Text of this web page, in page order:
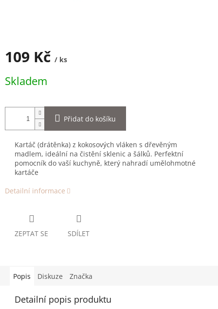
109 Kč / ks
cena:
Skladem
Přidat do košíku
Kartáč (drátěnka) z kokosových vláken s dřevěným
madlem, ideální na čistění sklenic a šálků. Perfektní
pomocník do vaší kuchyně, který nahradí umělohmotné
kartáče
Detailní informace
ZEPTAT SE SDÍLET
Popis Diskuze Značka
Detailní popis produktu